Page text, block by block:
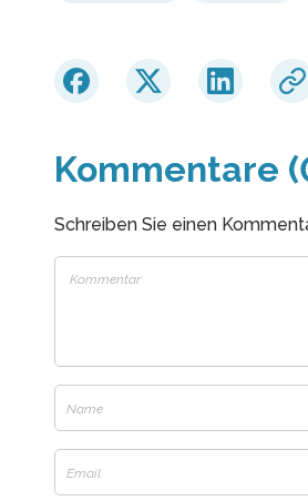
Kommentare
Schreiben Sie einen